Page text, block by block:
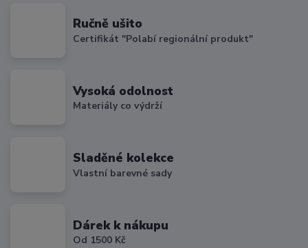
Ručně ušito
Certifikát "Polabí regionální produkt"
Vysoká odolnost
Materiály co výdrží
Sladěné kolekce
Vlastní barevné sady
Dárek k nákupu
Od 1500 Kč